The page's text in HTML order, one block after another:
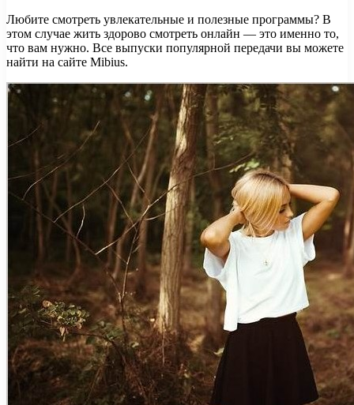
Любите смотреть увлекательные и полезные программы? В
этом случае жить здорово смотреть онлайн — это именно то,
что вам нужно. Все выпуски популярной передачи вы можете
найти на сайте Mibius.